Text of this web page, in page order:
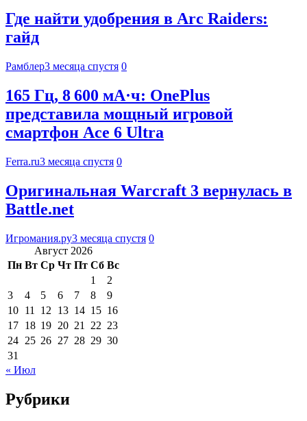
Где найти удобрения в Arc Raiders:
гайд
Рамблер3 месяца спустя 0
165 Гц, 8 600 мА·ч: OnePlus
представила мощный игровой
смартфон Ace 6 Ultra
Ferra.ru3 месяца спустя 0
Оригинальная Warcraft 3 вернулась в
Battle.net
Игромания.ру3 месяца спустя 0
Август 2026
Пн Вт Ср Чт Пт Сб Вс
1
2
3
4 5 6 7 8
9
10 11 12 13 14 15 16
17 18 19 20 21 22 23
24 25 26 27 28 29 30
31
« Июл
Рубрики